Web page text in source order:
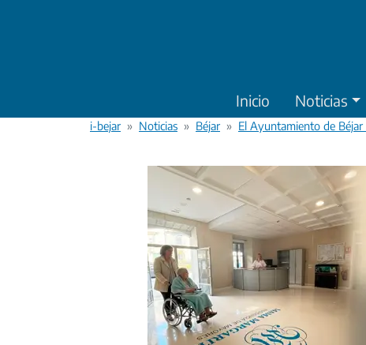
Inicio Noticias
i-bejar Noticias Béjar El Ayuntamiento de